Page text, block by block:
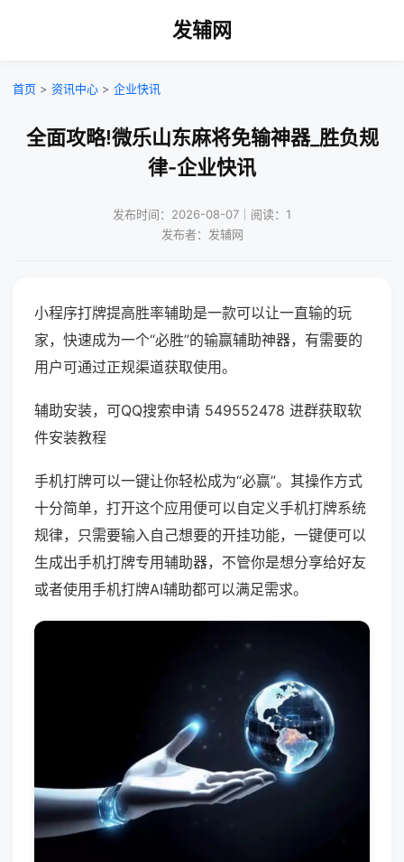
发辅网
首页 > 资讯中心 > 企业快讯
全面攻略!微乐山东麻将免输神器_胜负规
律-企业快讯
发布时间：2026-08-07｜阅读：1
发布者：发辅网
小程序打牌提高胜率辅助是一款可以让一直输的玩
家，快速成为一个“必胜”的输赢辅助神器，有需要的
用户可通过正规渠道获取使用。
辅助安装，可QQ搜索申请 549552478 进群获取软
件安装教程
手机打牌可以一键让你轻松成为“必赢”。其操作方式
十分简单，打开这个应用便可以自定义手机打牌系统
规律，只需要输入自己想要的开挂功能，一键便可以
生成出手机打牌专用辅助器，不管你是想分享给好友
或者使用手机打牌AI辅助都可以满足需求。